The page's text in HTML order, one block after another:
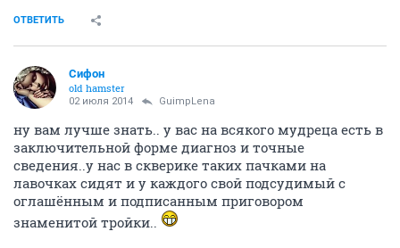
ОТВЕТИТЬ
Сифон
old hamster
02 июля 2014 GuimpLena
ну вам лучше знать.. у вас на всякого мудреца есть в
заключительной форме диагноз и точные
сведения..у нас в скверике таких пачками на
лавочках сидят и у каждого свой подсудимый с
оглашённым и подписанным приговором
знаменитой тройки..